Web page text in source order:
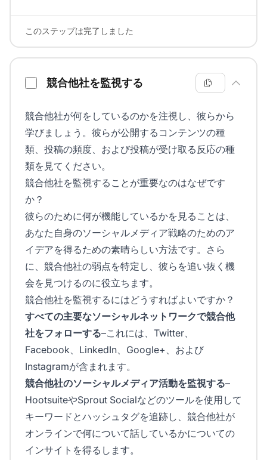
このステップは完了しました
競合他社を監視する
競合他社が何をしているのかを注視し、彼らから
学びましょう。彼らが公開するコンテンツの種
類、投稿の頻度、および投稿が受け取る反応の種
類を見てください。
競合他社を監視することが重要なのはなぜです
か？
彼らのために何が機能しているかを見ることは、
あなた自身のソーシャルメディア戦略のためのア
イデアを得るための素晴らしい方法です。さら
に、競合他社の弱点を特定し、彼らを追い抜く機
会を見つけるのに役立ちます。
競合他社を監視するにはどうすればよいですか？
すべての主要なソーシャルネットワークで競合他
社をフォローする–これには、Twitter、
Facebook、LinkedIn、Google+、および
Instagramが含まれます。
競合他社のソーシャルメディア活動を監視する–
HootsuiteやSprout Socialなどのツールを使用して
キーワードとハッシュタグを追跡し、競合他社が
オンラインで何について話しているかについての
インサイトを得るします。